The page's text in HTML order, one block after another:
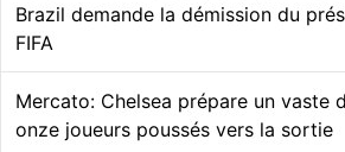
Brazil demande la démission du
FIFA
Mercato: Chelsea prépare un vaste
onze joueurs poussés vers la sortie